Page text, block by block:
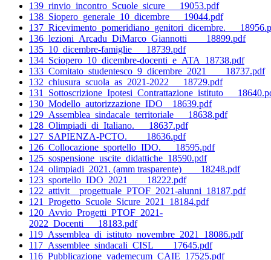
139_rinvio_incontro_Scuole_sicure___19053.pdf
138_Siopero_generale_10_dicembre___19044.pdf
136_lezioni_Arcadu_DiMarco_Giannotti____18899.pdf
135_10_dicembre-famiglie___18739.pdf
134_Sciopero_10_dicembre-docenti_e_ATA_18738.pdf
133_Comitato_studentesco_9_dicembre_2021____18737.pdf
132_chiusura_scuola_as_2021-2022___18729.pdf
130_Modello_autorizzazione_IDO__18639.pdf
129_Assemblea_sindacale_territoriale___18638.pdf
128_Olimpiadi_di_Italiano.___18637.pdf
127_SAPIENZA-PCTO.____18636.pdf
126_Collocazione_sportello_IDO.___18595.pdf
125_sospensione_uscite_didattiche_18590.pdf
124_olimpiadi_2021. (amm trasparente)____18248.pdf
123_sportello_IDO_2021____18222.pdf
122_attivit__progettuale_PTOF_2021-alunni_18187.pdf
121_Progetto_Scuole_Sicure_2021_18184.pdf
120_Avvio_Progetti_PTOF_2021-
2022_Docenti___18183.pdf
119_Assemblea_di_istituto_novembre_2021_18086.pdf
117_Assemblee_sindacali_CISL____17645.pdf
116_Pubblicazione_vademecum_CAIE_17525.pdf